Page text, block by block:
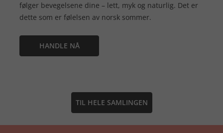
følger bevegelsene dine – lett, myk og naturlig. Det er
dette som er følelsen av norsk sommer.
HANDLE NÅ
TIL HELE SAMLINGEN